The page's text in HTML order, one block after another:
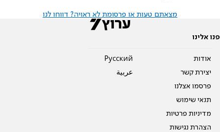
מצאתם טעות או פרסומת לא ראויה? דווחו לנו
פנו אלינו
אודות
יצירת קשר
פרסמו אצלנו
תנאי שימוש
מדיניות פרטיות
הצהרת נגישות
Pусский
عربية